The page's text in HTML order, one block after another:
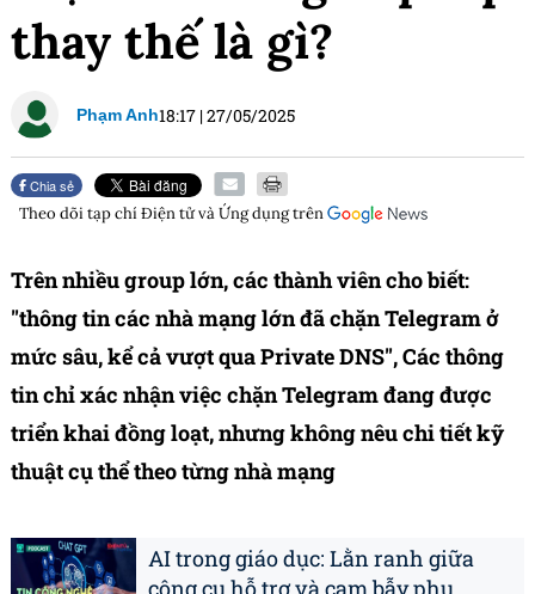
thay thế là gì?
Phạm Anh18:17 |27/05/2025
Chia sẻ
Theo dõi tạp chíĐiện tử và Ứng dụngtrên
Trên nhiều group lớn, các thành viên cho biết:
"thông tin các nhà mạng lớn đã chặn Telegram ở
mức sâu, kể cả vượt qua Private DNS", Các thông
tin chỉ xác nhận việc chặn Telegram đang được
triển khai đồng loạt, nhưng không nêu chi tiết kỹ
thuật cụ thể theo từng nhà mạng
AI trong giáo dục: Lằn ranh giữa